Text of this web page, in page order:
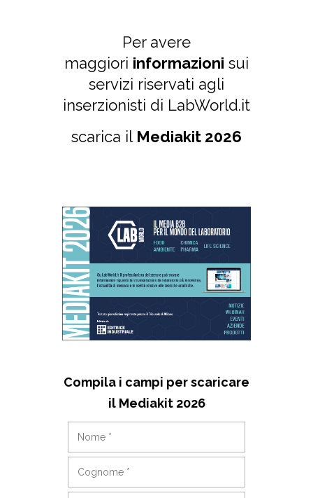
Per avere
maggiori informazioni sui
servizi riservati agli
inserzionisti di LabWorld.it
scarica il Mediakit 2026
Compila i campi per scaricare
il Mediakit 2026